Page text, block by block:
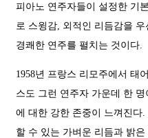
피아노 연주자들이 설정한 기
로 스윙감, 외적인 리듬감을
경쾌한 연주를 펼치는 것이다.
1958년 프랑스 리모주에서 태
스도 그런 연주자 가운데 한
에 대한 강한 존중이 느껴진다
할 수 있는 가벼운 리듬과 밝